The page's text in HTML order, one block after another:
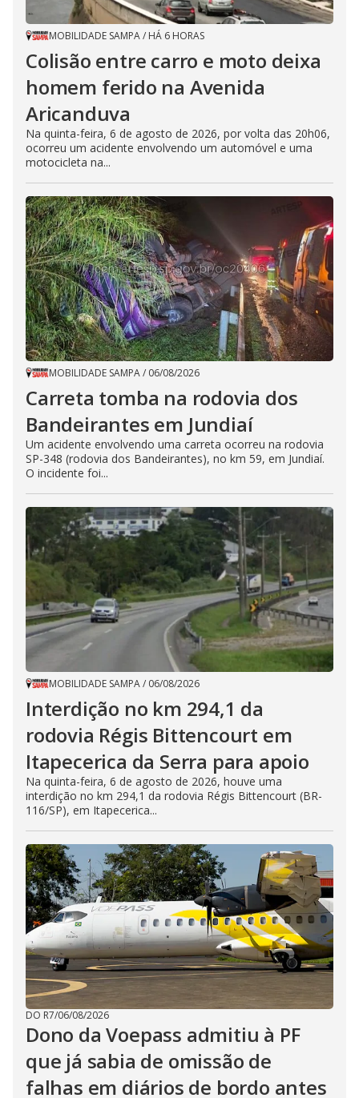
MOBILIDADE SAMPA/ HÁ 6 HORAS
Colisão entre carro e moto deixa
homem ferido na Avenida
Aricanduva
Na quinta-feira, 6 de agosto de 2026, por volta das 20h06,
ocorreu um acidente envolvendo um automóvel e uma
motocicleta na...
MOBILIDADE SAMPA/ 06/08/2026
Carreta tomba na rodovia dos
Bandeirantes em Jundiaí
Um acidente envolvendo uma carreta ocorreu na rodovia
SP-348 (rodovia dos Bandeirantes), no km 59, em Jundiaí.
O incidente foi...
MOBILIDADE SAMPA/ 06/08/2026
Interdição no km 294,1 da
rodovia Régis Bittencourt em
Itapecerica da Serra para apoio
Na quinta-feira, 6 de agosto de 2026, houve uma
interdição no km 294,1 da rodovia Régis Bittencourt (BR-
116/SP), em Itapecerica...
DO R7/06/08/2026
Dono da Voepass admitiu à PF
que já sabia de omissão de
falhas em diários de bordo antes